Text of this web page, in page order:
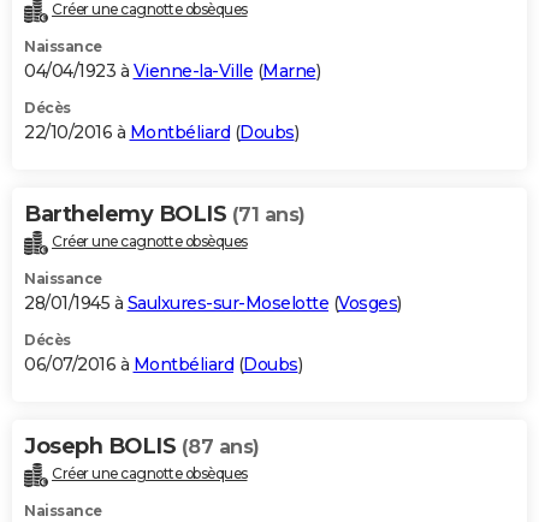
Créer une cagnotte obsèques
Naissance
04/04/1923 à Vienne-la-Ville (Marne)
Décès
22/10/2016 à Montbéliard (Doubs)
Barthelemy BOLIS (71 ans)
Créer une cagnotte obsèques
Naissance
28/01/1945 à Saulxures-sur-Moselotte (Vosges)
Décès
06/07/2016 à Montbéliard (Doubs)
Joseph BOLIS (87 ans)
Créer une cagnotte obsèques
Naissance